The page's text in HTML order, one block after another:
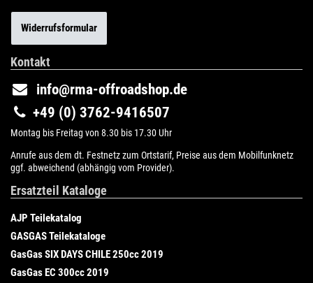
Widerrufsformular
Kontakt
info@rma-offroadshop.de
+49 (0) 3762-9416507
Montag bis Freitag von 8.30 bis 17.30 Uhr
Anrufe aus dem dt. Festnetz zum Ortstarif, Preise aus dem Mobilfunknetz
ggf. abweichend (abhängig vom Provider).
Ersatzteil Kataloge
AJP Teilekatalog
GASGAS Teilekataloge
GasGas SIX DAYS CHILE 250cc 2019
GasGas EC 300cc 2019